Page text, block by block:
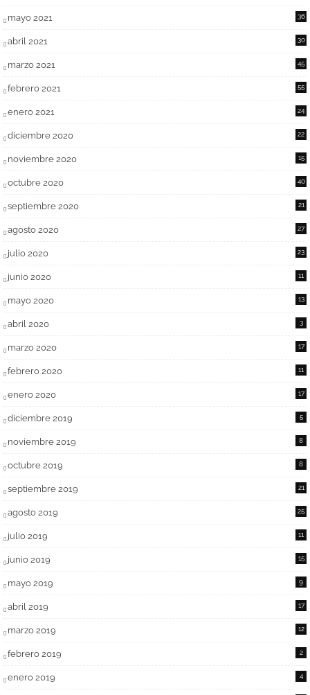
mayo 2021 36
abril 2021 30
marzo 2021 45
febrero 2021 55
enero 2021 24
diciembre 2020 22
noviembre 2020 15
octubre 2020 40
septiembre 2020 21
agosto 2020 27
julio 2020 23
junio 2020 11
mayo 2020 13
abril 2020 3
marzo 2020 17
febrero 2020 11
enero 2020 17
diciembre 2019 5
noviembre 2019 8
octubre 2019 8
septiembre 2019 21
agosto 2019 25
julio 2019 11
junio 2019 15
mayo 2019 9
abril 2019 17
marzo 2019 12
febrero 2019 2
enero 2019 4